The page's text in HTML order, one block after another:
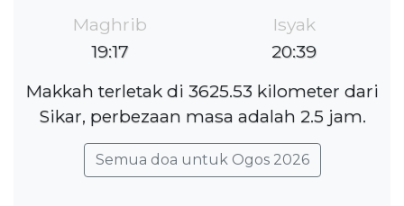
Maghrib
19:17
Isyak
20:39
Makkah terletak di 3625.53 kilometer dari
Sikar, perbezaan masa adalah 2.5 jam.
Semua doa untuk Ogos 2026